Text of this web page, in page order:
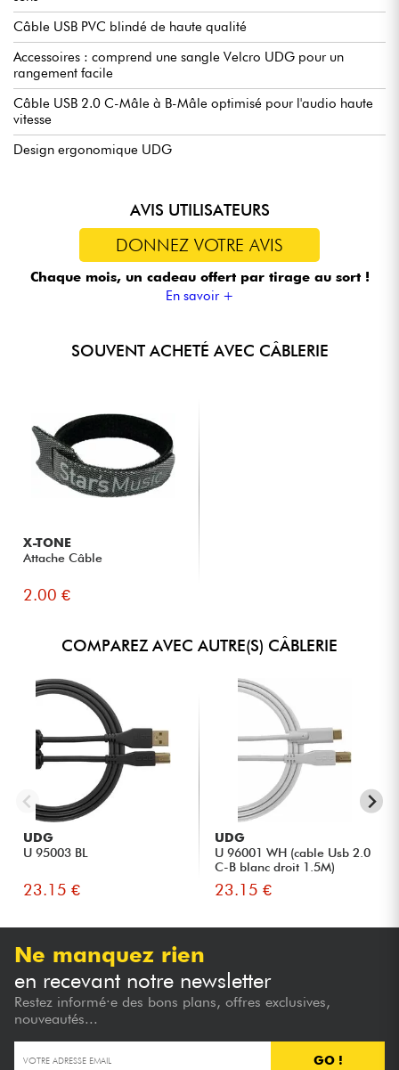
Câble USB PVC blindé de haute qualité
Accessoires : comprend une sangle Velcro UDG pour un
rangement facile
Câble USB 2.0 C-Mâle à B-Mâle optimisé pour l'audio haute
vitesse
Design ergonomique UDG
AVIS UTILISATEURS
DONNEZ VOTRE AVIS
Chaque mois, un cadeau offert par tirage au sort !
En savoir +
SOUVENT ACHETÉ AVEC CÂBLERIE
X-TONE
Attache Câble
2.00 €
COMPAREZ AVEC AUTRE(S) CÂBLERIE
UDG
U 95003 BL
23.15 €
UDG
U 96001 WH (cable Usb 2.0
C-B blanc droit 1.5M)
23.15 €
Ne manquez rien
en recevant notre newsletter
Restez informé·e des bons plans, offres exclusives,
nouveautés...
GO !